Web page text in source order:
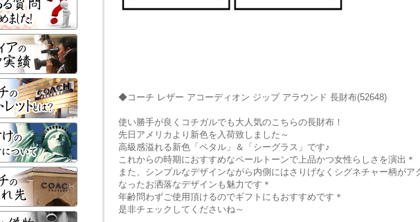
◆コーチ レザー アコーディオン ジップ アラウンド 長財布(52648)
使い勝手が良くコチガルでも大人気のこちらの長財布！
先日アメリカより新色を入荷致しました～
高級感溢れる新色「ペタル」＆「シーグラス」です♪
これからの時期におすすめなペールトーンで上品かつ女性らしさを演出＊
また、シンプルなデザインながら内側にはさりげなくシグネチャー柄がア
なったお洒落なデザインも魅力です＊
年齢問わずご使用頂けるのでギフトにもおすすめです＊
是非チェックしてくださいね～